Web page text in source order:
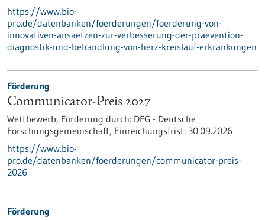
https://www.bio-
pro.de/datenbanken/foerderungen/foerderung-von-
innovativen-ansaetzen-zur-verbesserung-der-praevention-
diagnostik-und-behandlung-von-herz-kreislauf-erkrankungen
Förderung
Communicator-Preis 2027
Wettbewerb, Förderung durch: DFG - Deutsche
Forschungsgemeinschaft, Einreichungsfrist: 30.09.2026
https://www.bio-
pro.de/datenbanken/foerderungen/communicator-preis-
2026
Förderung